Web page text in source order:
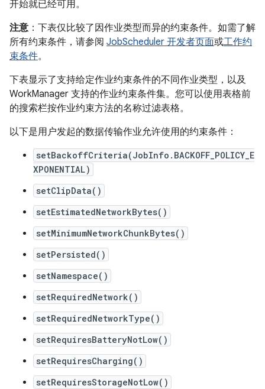
开始就已经可用。
注意：下表仅比较了因作业类型而异的约束条件。如需了解
所有约束条件，请参阅 JobScheduler 开发者页面或工作约
束条件。
下表显示了支持给定作业约束条件的不同作业类型，以及
WorkManager 支持的作业约束条件集。您可以使用表格前
的搜索栏按作业约束方法的名称过滤表格。
以下是用户发起的数据传输作业允许使用的约束条件：
setBackoffCriteria(JobInfo.BACKOFF_POLICY_E
XPONENTIAL)
setClipData()
setEstimatedNetworkBytes()
setMinimumNetworkChunkBytes()
setPersisted()
setNamespace()
setRequiredNetwork()
setRequiredNetworkType()
setRequiresBatteryNotLow()
setRequiresCharging()
setRequiresStorageNotLow()